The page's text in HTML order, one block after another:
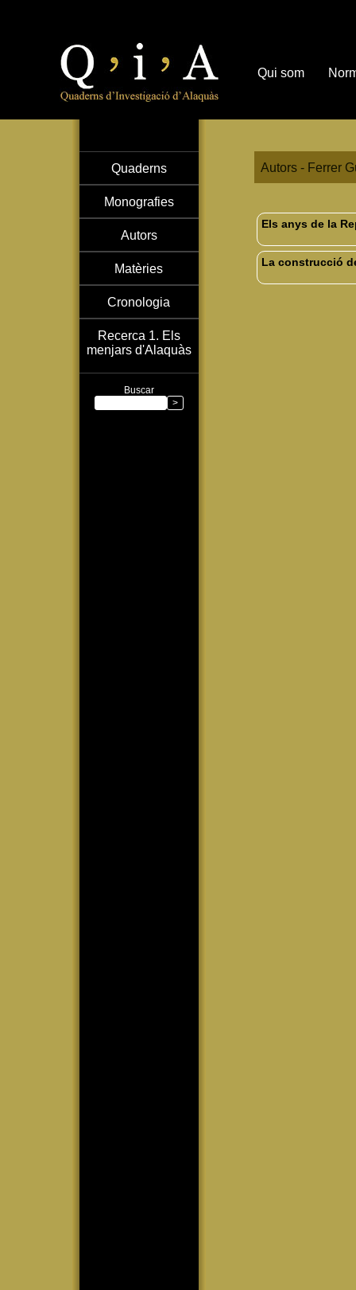
Quaderns
Monografies
Autors
Matèries
Cronologia
Recerca 1. Els
menjars d'Alaquàs
Buscar
Autors - Ferrer
Els anys de la
La construcció
Qui som